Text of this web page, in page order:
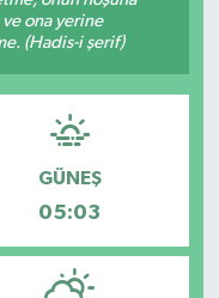
ona yerine
(Hadis-i şerif)
GÜNEŞ
05:03